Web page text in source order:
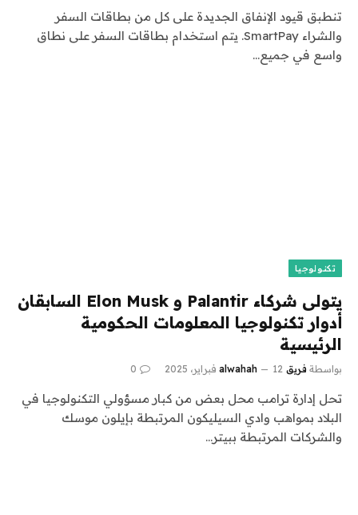
تنطبق قيود الإنفاق الجديدة على كل من بطاقات السفر
والشراء SmartPay. يتم استخدام بطاقات السفر على نطاق
واسع في جميع…
تكنولوجيا
يتولى شركاء Palantir و Elon Musk السابقان
أدوار تكنولوجيا المعلومات الحكومية
الرئيسية
بواسطة فريق alwahah 12 فبراير، 2025 0
تحل إدارة ترامب محل بعض من كبار مسؤولي التكنولوجيا في
البلاد بمواهب وادي السيليكون المرتبطة بإيلون موسك
والشركات المرتبطة ببيتر…